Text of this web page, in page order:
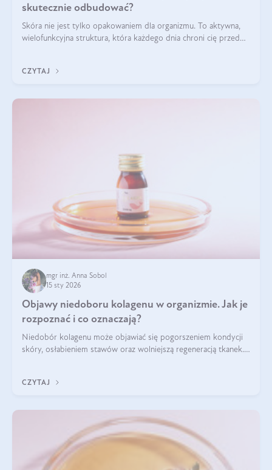
skutecznie odbudować?
Skóra nie jest tylko opakowaniem dla organizmu. To aktywna,
wielofunkcyjna struktura, która każdego dnia chroni cię przed
bariera hydrolipidowa.
CZYTAJ
mgr inż. Anna Sobol
15 sty 2026
Objawy niedoboru kolagenu w organizmie. Jak je
rozpoznać i co oznaczają?
Niedobór kolagenu może objawiać się pogorszeniem kondycji
skóry, osłabieniem stawów oraz wolniejszą regeneracją tkanek.
osłabienie włosów.
CZYTAJ